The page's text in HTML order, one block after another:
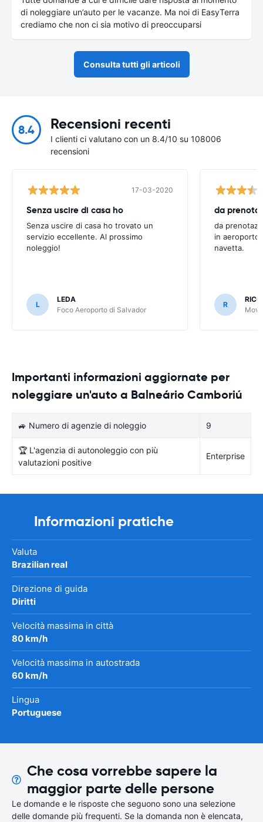
di noleggiare un’auto per le vacanze. Ma noi di EasyTerra
crediamo che non ci sia motivo di preoccuparsi
Consulta tutti gli articoli
8.4 Recensioni recenti
I clienti ci valutano con un 8.4/10 su 108006
recensioni
17-03-2020
Senza uscire di casa ho
Senza uscire di casa ho trovato un
servizio eccellente. Al prossimo
noleggio!
L
LEDA
Foco Aeroporto di Salvador
da
in aeroporto
navetta.
R
Importanti informazioni aggiornate per
noleggiare un'auto a Balneário Camboriú
🚙 Numero di agenzie di noleggio 9
🏆 L'agenzia di autonoleggio con più
valutazioni positive
Enterprise
Informazioni pratiche
Valuta
Brazilian real
Direzione di guida
Diritti
Velocità massima in città
80 km/h
Velocità massima in autostrada
60 km/h
Lingua
Portuguese
Che cosa vorrebbe sapere la
maggior parte delle persone
Le domande e le risposte che seguono sono una selezione
delle domande più frequenti. Se la domanda non è elencata,